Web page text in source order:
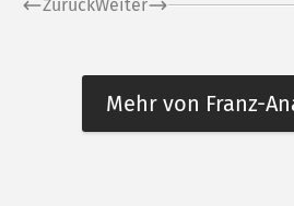
ZurückWeiter
Mehr von Franz-